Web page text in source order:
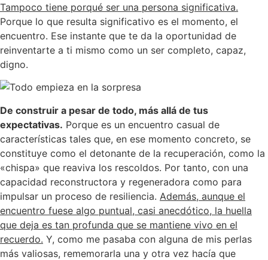
Tampoco tiene porqué ser una persona significativa.
Porque lo que resulta significativo es el momento, el
encuentro. Ese instante que te da la oportunidad de
reinventarte a ti mismo como un ser completo, capaz,
digno.
De construir a pesar de todo, más allá de tus
expectativas. Porque es un encuentro casual de
características tales que, en ese momento concreto, se
constituye como el detonante de la recuperación, como la
«chispa» que reaviva los rescoldos. Por tanto, con una
capacidad reconstructora y regeneradora como para
impulsar un proceso de resiliencia. Además, aunque el
encuentro fuese algo puntual, casi anecdótico, la huella
que deja es tan profunda que se mantiene vivo en el
recuerdo. Y, como me pasaba con alguna de mis perlas
más valiosas, rememorarla una y otra vez hacía que